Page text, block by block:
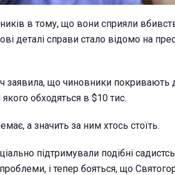
в тому, що вони сприяли
деталі справи стало відомо на
заявила, що чиновники покривають
обходяться в $10 тис.
а значить за ним хтось стоїть.
підтримували подібні
і тепер бояться, що